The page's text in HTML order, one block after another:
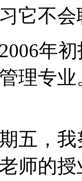
它不
年初
理专
，我
师的